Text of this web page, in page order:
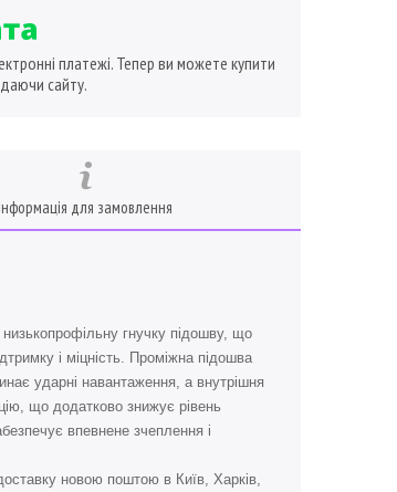
платежі. Тепер ви можете купити
сайту.
для замовлення
низькопрофільну гнучку підошву, що
і міцність. Проміжна підошва
ударні навантаження, а внутрішня
що додатково знижує рівень
впевнене зчеплення і
новою поштою в Київ, Харків,